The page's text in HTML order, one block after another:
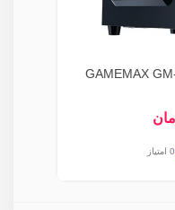
0 امتیاز